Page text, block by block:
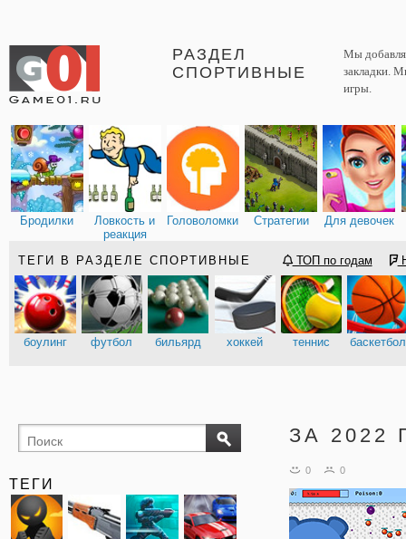
РАЗДЕЛ
СПОРТИВНЫЕ
Мы
закладки.
игры.
Бродилки
Ловкость и
реакция
Головоломки Стратегии Для девочек
ТЕГИ В РАЗДЕЛЕ СПОРТИВНЫЕ ТОП по годам
боулинг футбол бильярд хоккей теннис баскетбол
ТЕГИ
ЗА 2022
0 0